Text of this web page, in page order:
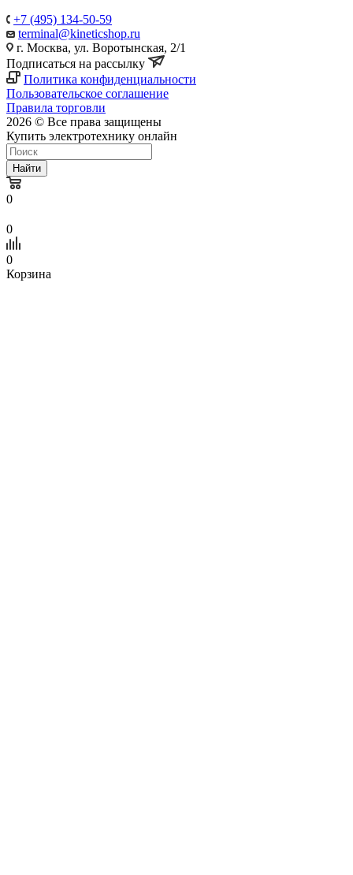
+7 (495) 134-50-59
terminal@kineticshop.ru
г. Москва, ул. Воротынская, 2/1
Подписаться на рассылку
Политика конфиденциальности
Пользовательское соглашение
Правила торговли
2026 © Все права защищены
Купить электротехнику онлайн
Найти
0
0
0
Корзина